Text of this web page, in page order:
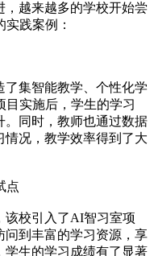
，越来越多的学校开始尝
践案例：
了集智能教学、个性化学
目实施后，学生的学习
。同时，教师也通过数据
况，教学效率得到了大
点
该校引入了AI智习室项
问到丰富的学习资源，享
学生的学习成绩有了显著